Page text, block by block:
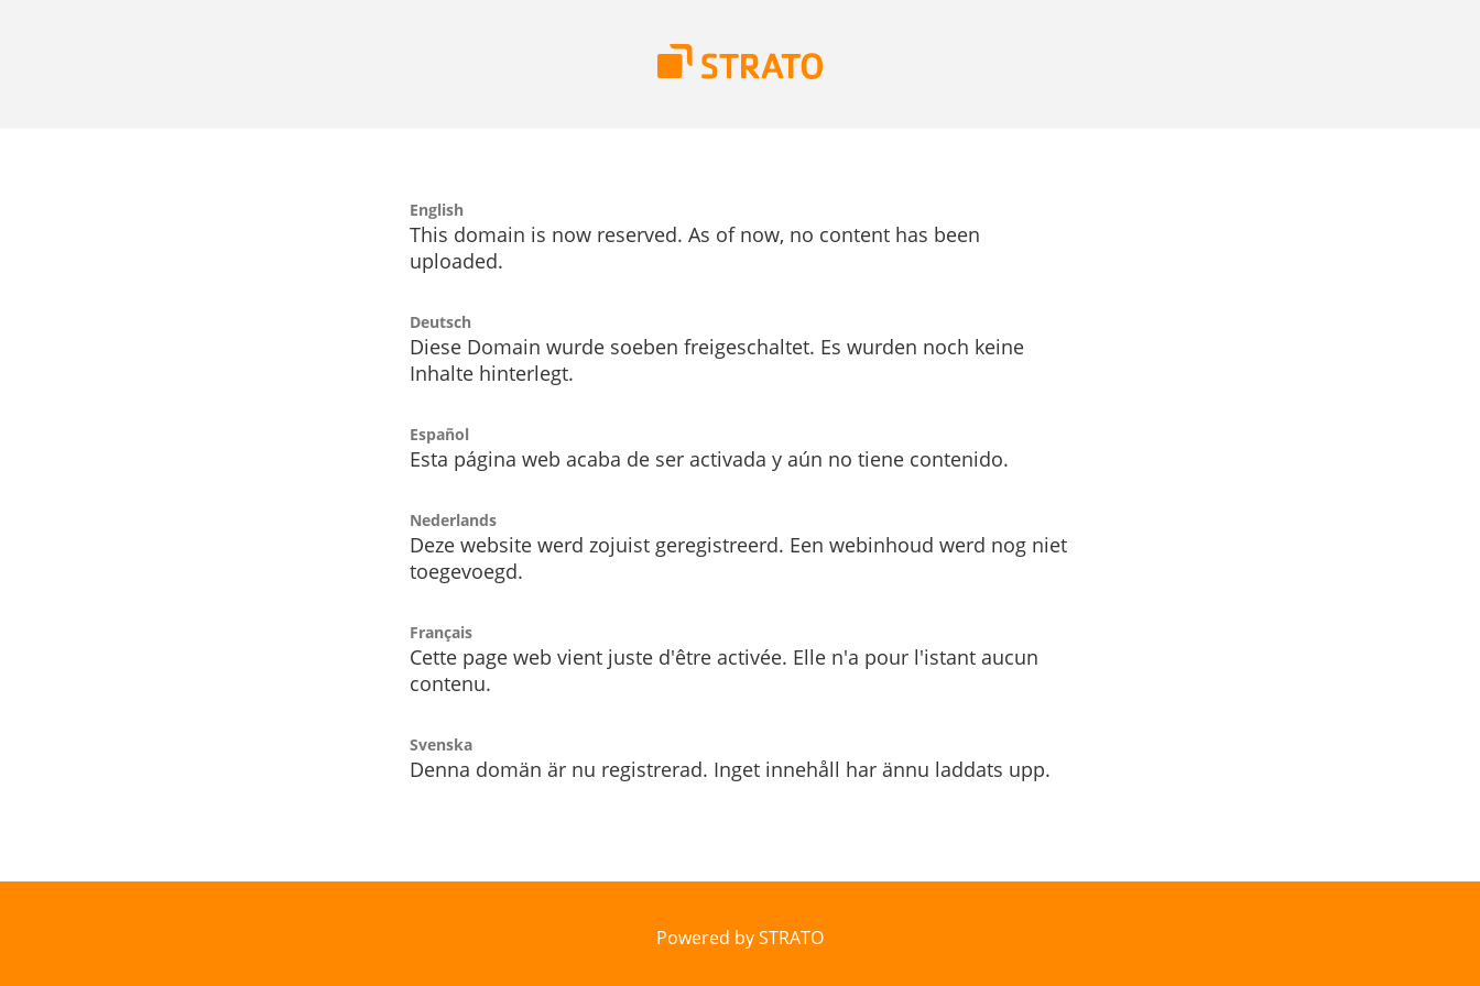
English
This domain is now reserved. As of now, no content has been
uploaded.
Deutsch
Diese Domain wurde soeben freigeschaltet. Es wurden noch keine
Inhalte hinterlegt.
Español
Esta página web acaba de ser activada y aún no tiene contenido.
Nederlands
Deze website werd zojuist geregistreerd. Een webinhoud werd nog niet
toegevoegd.
Français
Cette page web vient juste d'être activée. Elle n'a pour l'istant aucun
contenu.
Svenska
Denna domän är nu registrerad. Inget innehåll har ännu laddats upp.
Powered by STRATO